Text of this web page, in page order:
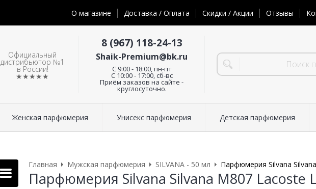
О магазине Доставка / Оплата Скидки / Акции Отзывы
Официальный
дистрибьютор №1
в России!
★★★★★
8 (967) 118-24-13
Shaik-Premium@bk.ru
C 9:00 - 18:00, пн-пт
С 10:00 - 17:00, сб-вс
Приём заказов на сайте -
круглосуточно.
Женская парфюмерия Унисекс парфюмерия Детская парфюмерия
Главная Мужская парфюмерия SILVANA - 50 мл Парфюмерия Silvana
Парфюмерия Silvana Silvana M807 Lacoste